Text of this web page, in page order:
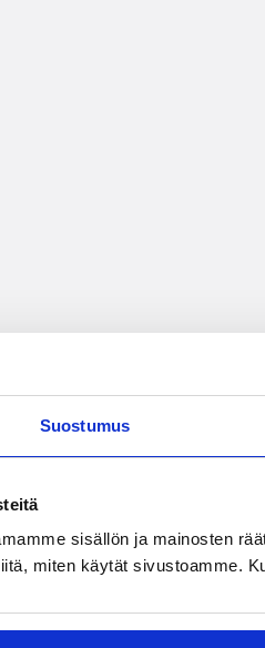
Suostumus
sisällön ja mainosten
miten käytät sivustoamme.